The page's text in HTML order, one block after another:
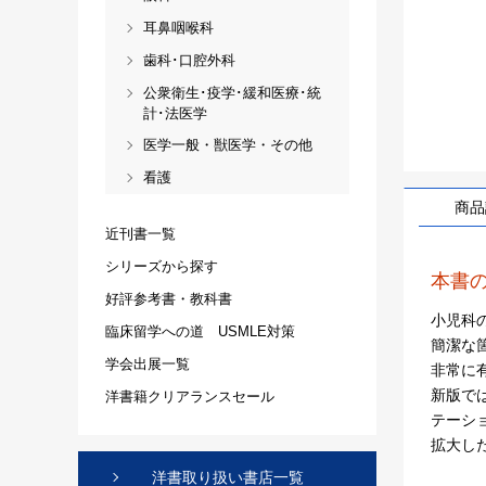
商
本書
小児科
簡潔な
非常に
新版で
テーシ
拡大し
耳鼻咽喉科
歯科･口腔外科
公衆衛生･疫学･緩和医療･統
計･法医学
医学一般・獣医学・その他
看護
近刊書一覧
シリーズから探す
好評参考書・教科書
臨床留学への道 USMLE対策
学会出展一覧
洋書籍クリアランスセール
洋書取り扱い書店一覧